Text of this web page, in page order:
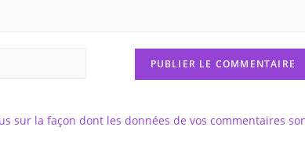
sur la façon dont les données de vos commentaires